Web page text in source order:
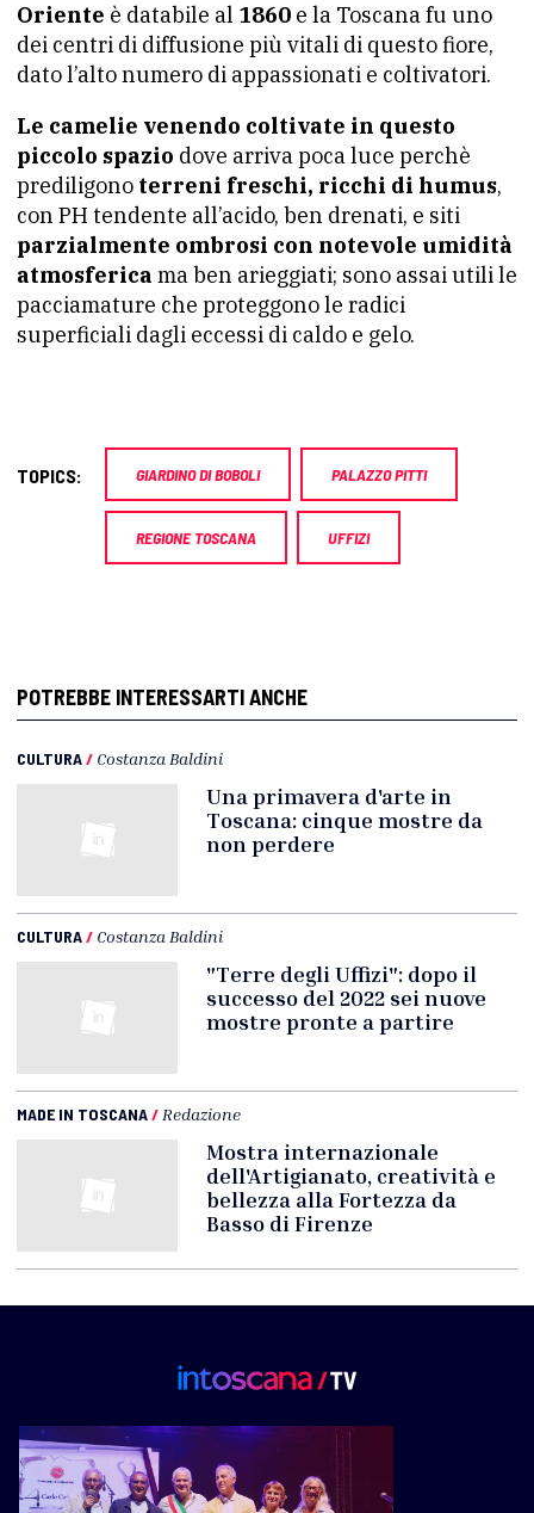
Oriente è databile al 1860 e la Toscana fu uno
dei centri di diffusione più vitali di questo fiore,
dato l’alto numero di appassionati e coltivatori.
Le camelie venendo coltivate in questo
piccolo spazio dove arriva poca luce perchè
prediligono terreni freschi, ricchi di humus,
con PH tendente all’acido, ben drenati, e siti
parzialmente ombrosi con notevole umidità
atmosferica ma ben arieggiati; sono assai utili le
pacciamature che proteggono le radici
superficiali dagli eccessi di caldo e gelo.
TOPICS: GIARDINO DI BOBOLI PALAZZO PITTI
REGIONE TOSCANA UFFIZI
POTREBBE INTERESSARTI ANCHE
CULTURA/ Costanza Baldini
Una primavera d'arte in
Toscana: cinque mostre da
non perdere
CULTURA/ Costanza Baldini
"Terre degli Uffizi": dopo il
successo del 2022 sei nuove
mostre pronte a partire
MADE IN TOSCANA/ Redazione
Mostra internazionale
dell'Artigianato, creatività e
bellezza alla Fortezza da
Basso di Firenze